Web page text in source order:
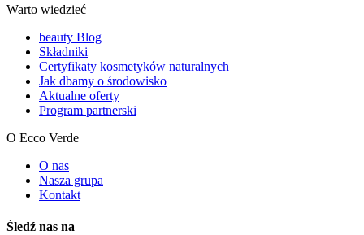
Warto wiedzieć
beauty Blog
Składniki
Certyfikaty kosmetyków naturalnych
Jak dbamy o środowisko
Aktualne oferty
Program partnerski
O Ecco Verde
O nas
Nasza grupa
Kontakt
Śledź nas na